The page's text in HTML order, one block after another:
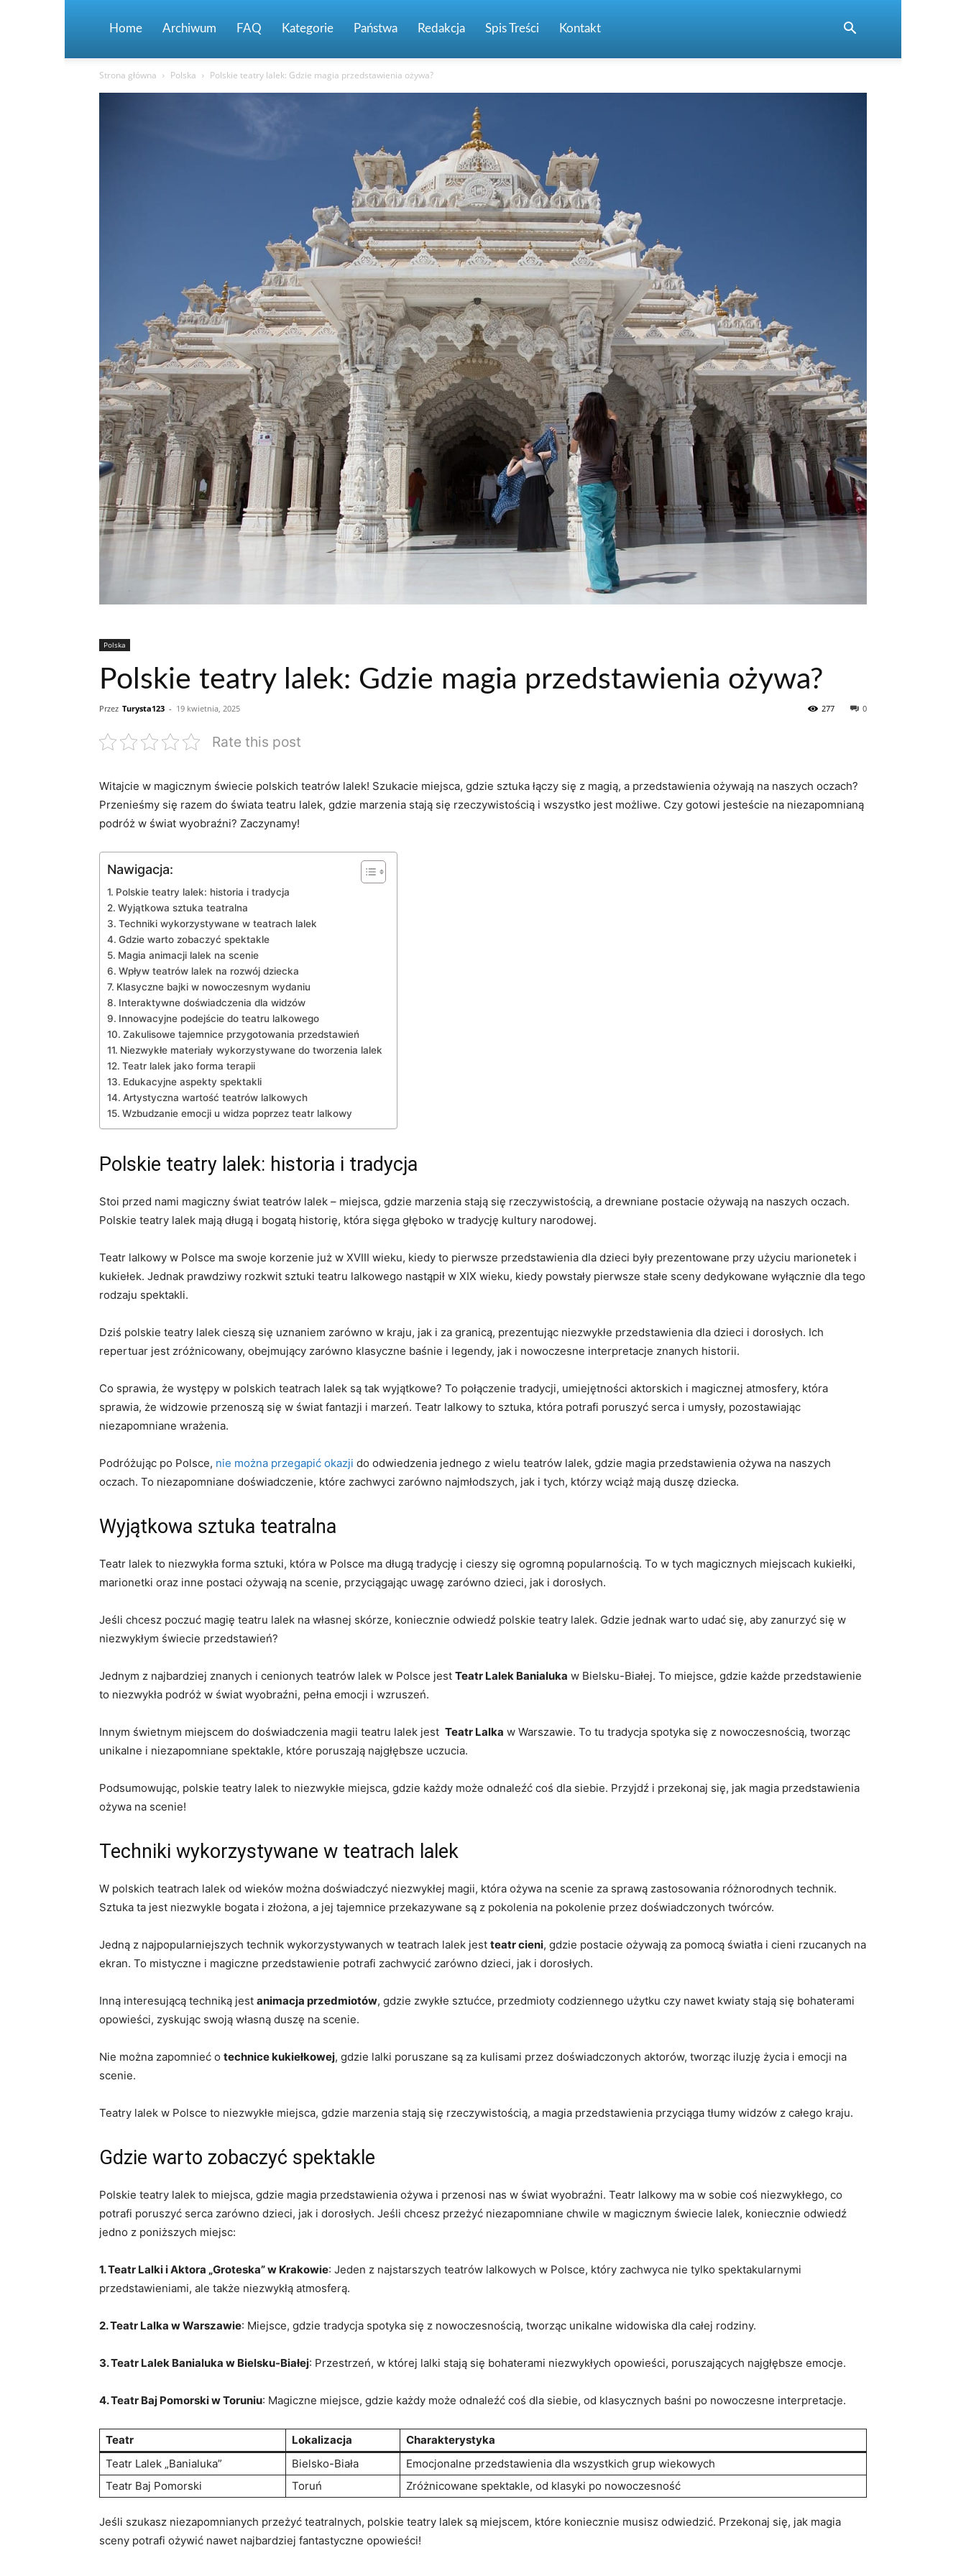
Home Archiwum FAQ Kategorie Państwa Redakcja Spis Treści Kontakt
Strona główna Polska Polskie teatry lalek: Gdzie magia przedstawienia ożywa?
Polska
Polskie teatry lalek: Gdzie magia przedstawienia ożywa?
Przez Turysta123 - 19 kwietnia, 2025 0
277
Rate this post
Witajcie⁣ w magicznym⁣ świecie ⁣polskich teatrów lalek! Szukacie⁢ miejsca, gdzie sztuka⁤ łączy się z magią, a przedstawienia ożywają na naszych oczach?
Przenieśmy się razem do ‍świata teatru lalek, gdzie marzenia stają się‍ rzeczywistością i wszystko jest​ możliwe. ‍Czy gotowi ⁤jesteście na niezapomnianą
podróż w świat wyobraźni? Zaczynamy!
Nawigacja:
Polskie teatry lalek: historia‌ i tradycja
Wyjątkowa sztuka teatralna
Techniki wykorzystywane w teatrach lalek
Gdzie warto zobaczyć spektakle
Magia animacji lalek na scenie
Wpływ ‍teatrów‌ lalek‌ na rozwój dziecka
Klasyczne bajki w nowoczesnym wydaniu
Interaktywne​ doświadczenia dla‌ widzów
Innowacyjne⁢ podejście do teatru lalkowego
Zakulisowe tajemnice przygotowania ⁣przedstawień
Niezwykłe materiały ‌wykorzystywane do⁢ tworzenia lalek
Teatr lalek jako forma terapii
Edukacyjne aspekty spektakli
Artystyczna wartość teatrów ⁤lalkowych
Wzbudzanie emocji u widza poprzez teatr lalkowy
Polskie teatry lalek: historia‌ i tradycja
Stoi przed nami magiczny świat teatrów lalek – miejsca, gdzie marzenia stają się rzeczywistością, a drewniane‌ postacie ożywają ⁢na naszych oczach.
Polskie teatry lalek mają ⁢długą i bogatą historię, ‍która sięga głęboko w tradycję kultury narodowej.
Teatr lalkowy ​w Polsce ma swoje ‌korzenie już⁤ w XVIII wieku, kiedy to pierwsze ⁤przedstawienia ⁣dla dzieci były‍ prezentowane przy użyciu marionetek i
kukiełek. Jednak prawdziwy rozkwit sztuki teatru lalkowego ⁤nastąpił ‍w XIX ⁤wieku, kiedy powstały pierwsze stałe sceny dedykowane wyłącznie dla tego
rodzaju spektakli.
Dziś polskie teatry lalek‍ cieszą się uznaniem zarówno w kraju, jak ⁢i za granicą, prezentując niezwykłe przedstawienia dla⁤ dzieci i dorosłych. Ich
repertuar jest zróżnicowany,​ obejmujący zarówno klasyczne baśnie i‌ legendy, jak i ‌nowoczesne interpretacje znanych historii.
Co sprawia, że występy ⁢w polskich ​teatrach lalek są tak wyjątkowe? ⁤To połączenie tradycji, umiejętności ⁣aktorskich i magicznej atmosfery, która⁣
sprawia,⁤ że widzowie przenoszą się w świat ⁢fantazji i marzeń.‍ Teatr lalkowy to sztuka, która potrafi poruszyć serca i umysły, pozostawiając
niezapomniane ‌wrażenia.
Podróżując po Polsce, nie można przegapić okazji do odwiedzenia jednego z wielu teatrów lalek, gdzie magia ⁤przedstawienia ożywa na naszych
oczach. To‌ niezapomniane doświadczenie,⁤ które zachwyci zarówno najmłodszych, jak i tych, którzy wciąż ⁣mają duszę dziecka.
Wyjątkowa sztuka teatralna
Teatr lalek to niezwykła forma sztuki, która⁣ w Polsce ma ‌długą tradycję i cieszy się ogromną popularnością. ⁢To ⁢w tych‍ magicznych miejscach kukiełki,
marionetki oraz inne postaci ożywają na scenie, przyciągając uwagę‌ zarówno dzieci, jak i dorosłych.
Jeśli chcesz poczuć magię‍ teatru lalek na własnej skórze, koniecznie odwiedź⁤ polskie teatry lalek. Gdzie jednak warto udać się,⁤ aby zanurzyć się w
⁢niezwykłym‌ świecie⁣ przedstawień?
Jednym z najbardziej znanych i cenionych teatrów lalek w‌ Polsce jest Teatr Lalek Banialuka w⁤ Bielsku-Białej. To miejsce, gdzie każde przedstawienie
to niezwykła ‌podróż w świat wyobraźni, pełna⁣ emocji i wzruszeń.
Innym​ świetnym miejscem do doświadczenia magii teatru ⁣lalek jest ‍ Teatr Lalka w Warszawie. To tu tradycja spotyka się z nowoczesnością, ‍tworząc​
unikalne i niezapomniane spektakle, ‌które poruszają najgłębsze uczucia.
Podsumowując, polskie teatry lalek to niezwykłe miejsca, gdzie każdy może odnaleźć coś‍ dla siebie. Przyjdź i przekonaj się, jak magia ​przedstawienia
ożywa na scenie!
Techniki wykorzystywane w teatrach lalek
W ⁤polskich teatrach lalek od wieków można doświadczyć niezwykłej ‌magii, która ożywa na scenie za​ sprawą zastosowania różnorodnych technik.
Sztuka ta jest niezwykle bogata i złożona, a jej‌ tajemnice przekazywane są z pokolenia na pokolenie przez doświadczonych twórców.
Jedną z ⁢najpopularniejszych ⁤technik wykorzystywanych w teatrach lalek‌ jest teatr ​cieni,‍ gdzie postacie ożywają za pomocą światła ⁤i cieni rzucanych na
ekran. To mistyczne i magiczne przedstawienie potrafi zachwycić zarówno dzieci, jak i dorosłych.
Inną ⁣interesującą techniką jest animacja przedmiotów,⁤ gdzie zwykłe sztućce, ⁣przedmioty codziennego użytku‌ czy nawet kwiaty stają się bohaterami
opowieści, zyskując​ swoją własną duszę⁢ na scenie.
Nie można ‌zapomnieć o technice kukiełkowej, gdzie lalki poruszane są ⁤za kulisami przez doświadczonych aktorów, tworząc iluzję ‍życia i emocji na
scenie.
Teatry lalek w Polsce ⁣to niezwykłe miejsca, gdzie marzenia stają się rzeczywistością, a‌ magia przedstawienia przyciąga tłumy widzów z całego kraju.
Gdzie warto zobaczyć spektakle
Polskie ​teatry lalek to miejsca, gdzie magia ⁢przedstawienia ożywa i przenosi nas w świat wyobraźni. ‍Teatr lalkowy ma w sobie coś niezwykłego, co
potrafi poruszyć serca zarówno dzieci, jak i dorosłych. Jeśli chcesz przeżyć ​niezapomniane chwile w magicznym świecie lalek, koniecznie‍ odwiedź
jedno z poniższych miejsc:
1. Teatr Lalki i Aktora „Groteska” w Krakowie: Jeden z najstarszych teatrów lalkowych w Polsce, który zachwyca nie⁣ tylko spektakularnymi
przedstawieniami,​ ale także‍ niezwykłą atmosferą.
2. Teatr Lalka w⁢ Warszawie:‌ Miejsce, gdzie tradycja spotyka się z nowoczesnością, tworząc unikalne widowiska‍ dla ‍całej rodziny.
3. Teatr Lalek Banialuka w Bielsku-Białej: Przestrzeń, w której lalki stają się ⁤bohaterami niezwykłych‌ opowieści, poruszających najgłębsze⁣ emocje.
4. Teatr Baj Pomorski w Toruniu: Magiczne miejsce, gdzie każdy⁣ może odnaleźć coś dla‌ siebie, od klasycznych ⁢baśni po nowoczesne⁢ interpretacje.
Teatr Lokalizacja
Charakterystyka
Teatr Lalek „Banialuka”
Bielsko-Biała
Emocjonalne przedstawienia dla wszystkich grup wiekowych
Teatr ⁤Baj Pomorski
Toruń Zróżnicowane spektakle, ‌od klasyki po nowoczesność
Jeśli szukasz niezapomnianych przeżyć teatralnych, polskie teatry lalek są miejscem, które koniecznie musisz ‍odwiedzić. Przekonaj się, jak magia​
sceny‍ potrafi ożywić nawet⁢ najbardziej fantastyczne opowieści!